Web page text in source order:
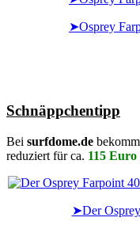
➤Osprey
Schnäppchentipp
Bei surfdome.de
reduziert für ca. 115 Euro
➤Der